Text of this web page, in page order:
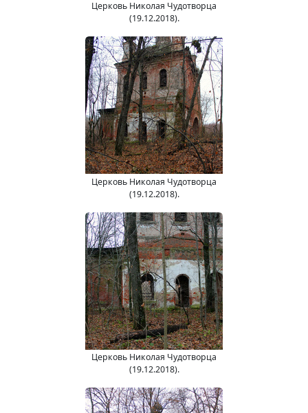
Церковь Николая Чудотворца
(19.12.2018).
Церковь Николая Чудотворца
(19.12.2018).
Церковь Николая Чудотворца
(19.12.2018).